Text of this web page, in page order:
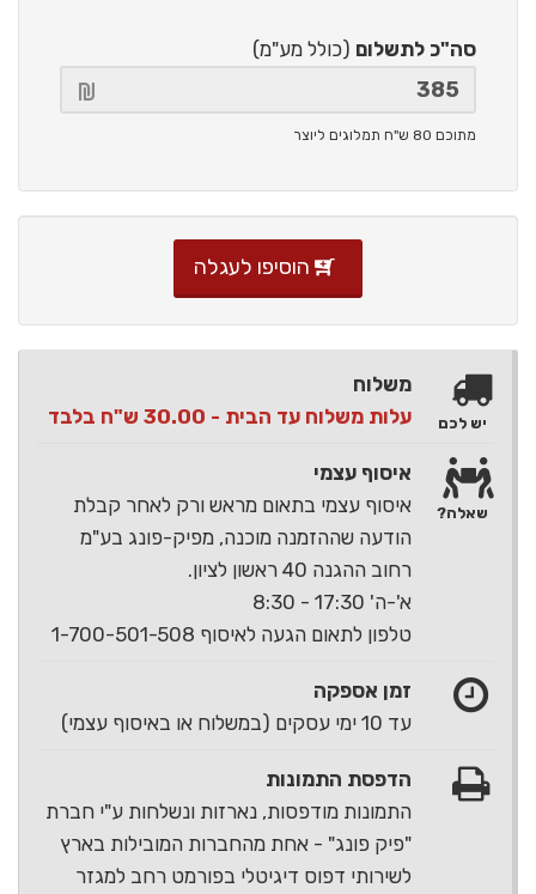
סה"כ לתשלום (כולל מע"מ)
מתוכם 80 ש"ח תמלוגים ליוצר
הוסיפו לעגלה
משלוח
עלות משלוח עד הבית - 30.00 ש"ח בלבד
איסוף עצמי
איסוף עצמי בתאום מראש ורק לאחר קבלת
הודעה שההזמנה מוכנה, מפיק-פונג בע"מ
רחוב ההגנה 40 ראשון לציון.
א'-ה' 17:30 - 8:30
טלפון לתאום הגעה לאיסוף 1-700-501-508
זמן אספקה
עד 10 ימי עסקים (במשלוח או באיסוף עצמי)
הדפסת התמונות
התמונות מודפסות, נארזות ונשלחות ע"י חברת
"פיק פונג" - אחת מהחברות המובילות בארץ
לשירותי דפוס דיגיטלי בפורמט רחב למגזר
יש לכם
שאלה?